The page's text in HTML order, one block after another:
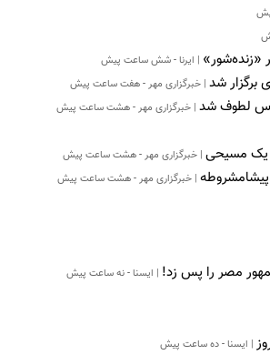
«زنده‌شور» | ایرنا - شش ساعت پیش
برگزار شد | خبرگزاری مهر - هفت ساعت پیش
لطوف شد | خبرگزاری مهر - هشت ساعت پیش
یک مسیحی | خبرگزاری مهر - هشت ساعت پیش
| خبرگزاری مهر - هشت ساعت پیش
مصر را پس زد! | ایسنا - نه ساعت پیش
| ایسنا - ده ساعت پیش